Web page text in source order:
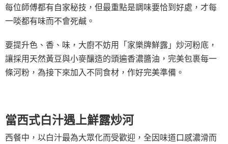
每位師傅都有自家秘技，但最重點是調味要恰到好處，才每
一啖都有味而不會死鹹。
要提升色、香、味，大廚不妨用「家樂牌鮮露」炒河粉底，
讓採用天然黃豆與小麥釀造的頭遍香濃醬油，完美包裹每一
條河粉，為接下來加入不同食材，作好完美準備。
當西式白汁遇上鮮露炒河
西餐中，以白汁最為大眾化而受歡迎，全因味道口感濃滑而